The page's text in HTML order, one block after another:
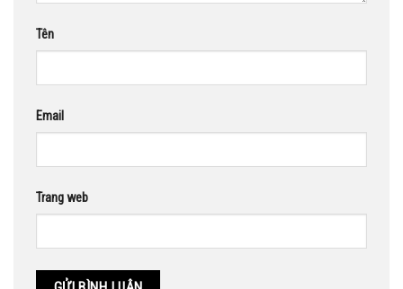
Tên
Email
Trang web